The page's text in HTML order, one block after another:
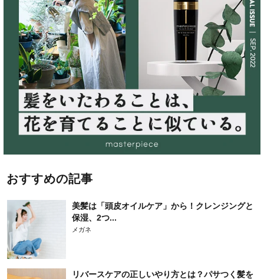
おすすめの記事
美髪は「頭皮オイルケア」から！クレンジングと
保湿、2つ...
メガネ
リバースケアの正しいやり方とは？パサつく髪を